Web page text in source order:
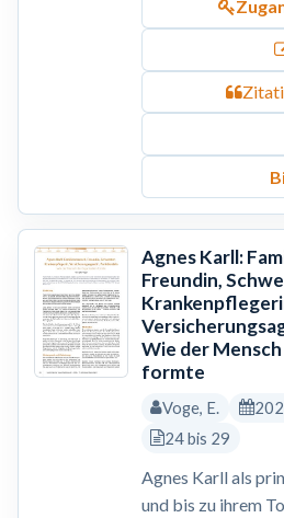
Agnes Karll:
Freundin,
Wie der
formte
Voge, E.
24 bis 29
Agnes Karll als
und bis zu ihrem